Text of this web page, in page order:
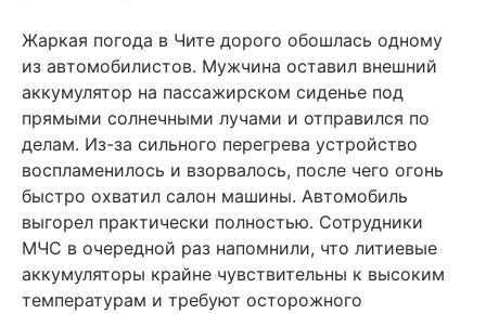
Жаркая погода в Чите дорого обошлась одному
из автомобилистов. Мужчина оставил внешний
аккумулятор на пассажирском сиденье под
прямыми солнечными лучами и отправился по
делам. Из-за сильного перегрева устройство
воспламенилось и взорвалось, после чего огонь
быстро охватил салон машины. Автомобиль
выгорел практически полностью. Сотрудники
МЧС в очередной раз напомнили, что литиевые
аккумуляторы крайне чувствительны к высоким
температурам и требуют осторожного